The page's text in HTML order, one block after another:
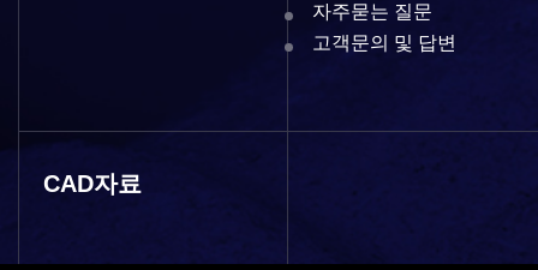
자주묻는 질문
고객문의 및 답변
CAD자료